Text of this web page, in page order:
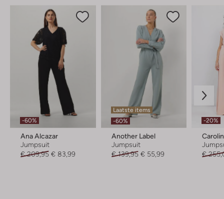
-60%
Ana Alcazar
Jumpsuit
€ 209,95 € 83,99
Laatste items
-60%
Another Label
Jumpsuit
€ 139,95 € 55,99
-20%
€